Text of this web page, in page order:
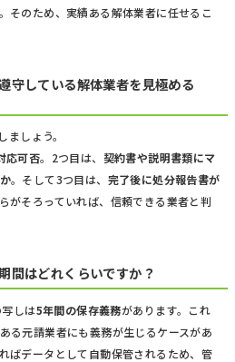
そのため、実績ある解体業者に任せるこ
守している解体業者を見極める
しょう。
応可否。2つ目は、 契約書や説明書類にマ
。そして3つ目は、 完了後に処分報告書が
がそろっていれば、信頼できる業者と判
間はどれくらいですか？
しは5年間の保存義務があります。これ
る元請業者にも義務が生じるケースがあ
ばデータとして自動保管されるため、管